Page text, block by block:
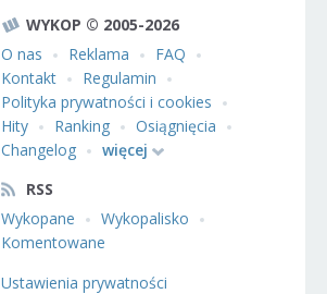
WYKOP © 2005-2026
O nas
Reklama
FAQ
Kontakt
Regulamin
Polityka prywatności i cookies
Hity
Ranking
Osiągnięcia
Changelog
więcej
RSS
Wykopane
Wykopalisko
Komentowane
Ustawienia prywatności